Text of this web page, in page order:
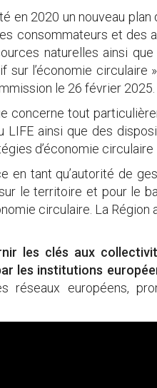
en 2020 un nouveau
consommateurs et
naturelles ainsi
sur l’économie
le 26 février 2025.
tout
LIFE ainsi que des
d’économie circulaire
en tant qu’autorité de
le territoire et pour le
circulaire. La
les clés aux
les institutions
réseaux européens,